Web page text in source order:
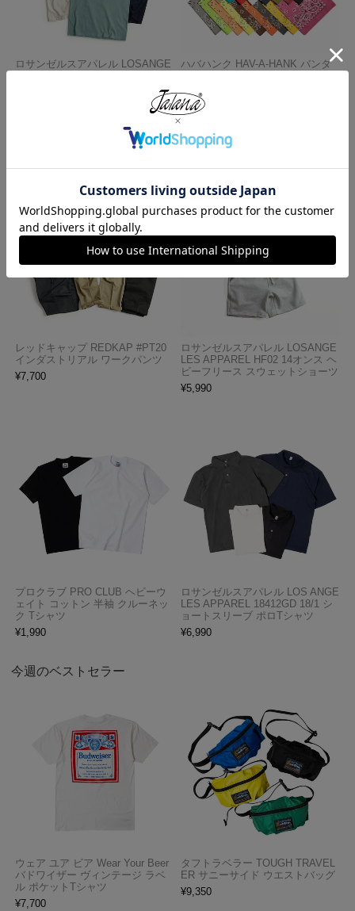
ロサンゼルスアパレル LOSANGE
半袖 バインディング ガーメント
ハバハンク HAV-A-HANK バンダ
PANY
¥770
レッドキャップ REDKAP #PT20
インダストリアル ワークパンツ
¥7,700
ロサンゼルスアパレル LOSANGE
LES APPAREL HF02 14オンス ヘ
ビーフリース スウェットショーツ
¥5,990
プロクラブ PRO CLUB ヘビーウ
ェイト コットン 半袖 クルーネッ
ク Tシャツ
¥1,990
ロサンゼルスアパレル LOS ANGE
LES APPAREL 18412GD 18/1 シ
ョートスリーブ ポロTシャツ
¥6,990
今週のベストセラー
ウェア ユア ビア Wear Your Beer
バドワイザー ヴィンテージ ラベ
ル ポケットTシャツ
¥7,700
タフトラベラー TOUGH TRAVEL
ER サニーサイド ウエストバッグ
¥9,350